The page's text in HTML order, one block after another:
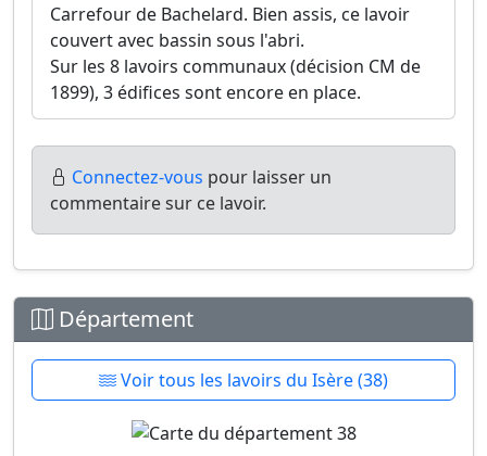
Carrefour de Bachelard. Bien assis, ce lavoir
couvert avec bassin sous l'abri.
Sur les 8 lavoirs communaux (décision CM de
1899), 3 édifices sont encore en place.
Connectez-vous pour laisser un
commentaire sur ce lavoir.
Département
Voir tous les lavoirs du Isère (38)